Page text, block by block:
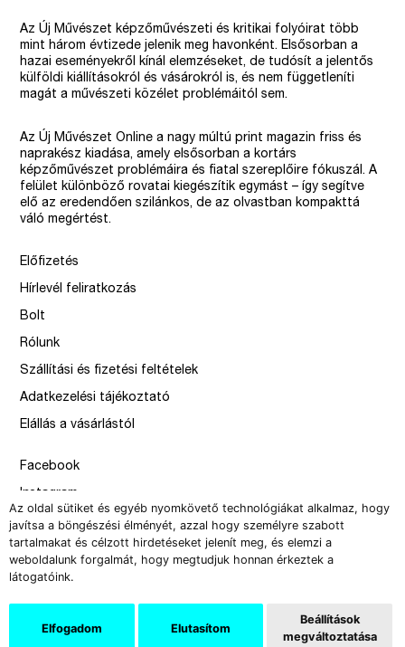
Az oldal sütiket és egyéb nyomkövető technológiákat alkalmaz, hogy
javítsa a böngészési élményét, azzal hogy személyre szabott
tartalmakat és célzott hirdetéseket jelenít meg, és elemzi a
weboldalunk forgalmát, hogy megtudjuk honnan érkeztek a
látogatóink.
Elfogadom Elutasítom
Beállítások
megváltoztatása
Az Új Művészet képzőművészeti és kritikai folyóirat több
mint három évtizede jelenik meg havonként. Elsősorban a
hazai eseményekről kínál elemzéseket, de tudósít a jelentős
külföldi kiállításokról és vásárokról is, és nem függetleníti
magát a művészeti közélet problémáitól sem.
Az Új Művészet Online a nagy múltú print magazin friss és
naprakész kiadása, amely elsősorban a kortárs
képzőművészet problémáira és fiatal szereplőire fókuszál. A
felület különböző rovatai kiegészítik egymást – így segítve
elő az eredendően szilánkos, de az olvastban kompakttá
váló megértést.
Előfizetés
Hírlevél feliratkozás
Bolt
Rólunk
Szállítási és fizetési feltételek
Adatkezelési tájékoztató
Elállás a vásárlástól
Facebook
Instagram
Issue
–
design by Solymosi Mór, Sirbik Attila
webbyzolka